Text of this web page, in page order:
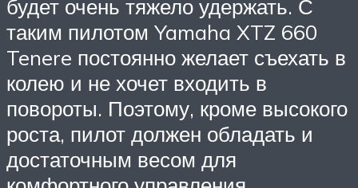
будет очень тяжело удержать. С
таким пилотом Yamaha XTZ 660
Tenere постоянно желает съехать в
колею и не хочет входить в
повороты. Поэтому, кроме высокого
роста, пилот должен обладать и
достаточным весом для